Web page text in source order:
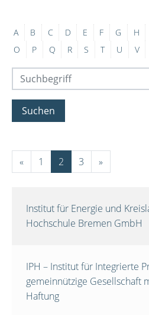
A B C D E F G H
O
P Q R S T U V
Suchen
« 1 2 3 »
Institut für Energie und
Hochschule Bremen GmbH
IPH – Institut für Integrierte
gemeinnützige Gesellschaft
Haftung